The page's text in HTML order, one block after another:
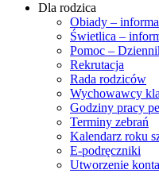
Dla rodzica
Obiady –
Świetlica –
Pomoc –
Rekrutacja
Rada rodziców
Wychowawcy
Godziny pracy
Terminy zebrań
Kalendarz roku
E-podręczniki
Utworzenie